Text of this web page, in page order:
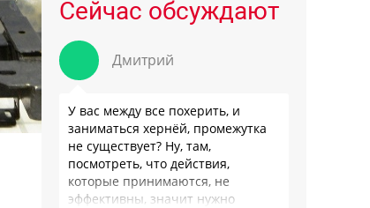
Сейчас обсуждают
Дмитрий
У вас между все похерить, и
заниматься хернёй, промежутка
не существует? Ну, там,
посмотреть, что действия,
которые принимаются, не
эффективны, значит нужно